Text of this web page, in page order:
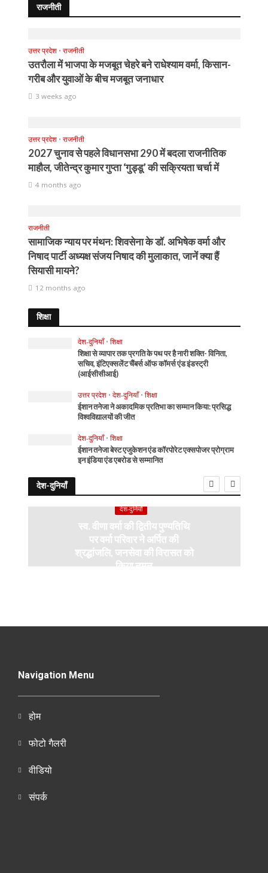
राजनीती
उत्तर प्रदेश • राजनीती
उतरौला में भाजपा के मजबूत चेहरे बने राधेश्याम वर्मा, किसान-
गरीब और युवाओं के बीच मजबूत जनाधार
3 weeks ago
उत्तर प्रदेश • राजनीती
2027 चुनाव से पहले विधानसभा 290 में बदला राजनीतिक
माहौल, जीतेन्द्र कुमार गुप्ता ‘गुड्डू’ की सक्रियता चर्चा में
4 months ago
राजनीती
सामाजिक न्याय पर मंथन: शिवसेना के डॉ. अभिषेक वर्मा और
निषाद पार्टी अध्यक्ष संजय निषाद की मुलाकात, जानें क्या हैं
सियासी मायने?
12 months ago
शिक्षा
देश-दुनियाँ • शिक्षा
शिक्षा से व्यापार तक प्रगति के पथ पर है नारी शक्ति- विनिता,
सचिव, इंटिएक्सलेंट चैंबर्स ऑफ कॉमर्स एंड इंडस्ट्री
(आईसीसीआई)
उत्तर प्रदेश • देश-दुनियाँ • शिक्षा
ईशान तनेजा ने अकादमिक प्रतिभा का सम्मान किया: प्रसिद्ध
विश्वविद्यालयों की जीत
देश-दुनियाँ • शिक्षा
ईशान तनेजा बेस्ट एजुकेशन एंड कॉरपोरेट एक्सपोजर प्रोग्राम
इन इंडिया एंड एबरोड से सम्मानित
देश-दुनियाँ
देश-दुनियाँ
स्व. वीणा वर्मा की द्वितीय पुण्यतिथि
पर वर्मा परिवार ने अर्पित की
श्रद्धांजलि, जनसेवा की विरासत को
किया नमन
Navigation Menu
होम
फोटो गैलरी
वीडियो
संपर्क